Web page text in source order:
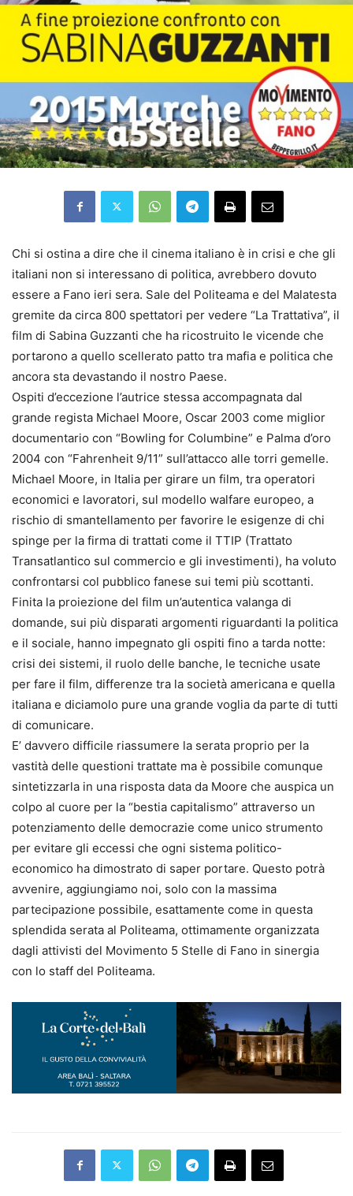
Chi si ostina a dire che il cinema italiano è in crisi e che gli
italiani non si interessano di politica, avrebbero dovuto
essere a Fano ieri sera. Sale del Politeama e del Malatesta
gremite da circa 800 spettatori per vedere “La Trattativa”, il
film di Sabina Guzzanti che ha ricostruito le vicende che
portarono a quello scellerato patto tra mafia e politica che
ancora sta devastando il nostro Paese.
Ospiti d’eccezione l’autrice stessa accompagnata dal
grande regista Michael Moore, Oscar 2003 come miglior
documentario con “Bowling for Columbine” e Palma d’oro
2004 con “Fahrenheit 9/11” sull’attacco alle torri gemelle.
Michael Moore, in Italia per girare un film, tra operatori
economici e lavoratori, sul modello walfare europeo, a
rischio di smantellamento per favorire le esigenze di chi
spinge per la firma di trattati come il TTIP (Trattato
Transatlantico sul commercio e gli investimenti), ha voluto
confrontarsi col pubblico fanese sui temi più scottanti.
Finita la proiezione del film un’autentica valanga di
domande, sui più disparati argomenti riguardanti la politica
e il sociale, hanno impegnato gli ospiti fino a tarda notte:
crisi dei sistemi, il ruolo delle banche, le tecniche usate
per fare il film, differenze tra la società americana e quella
italiana e diciamolo pure una grande voglia da parte di tutti
di comunicare.
E’ davvero difficile riassumere la serata proprio per la
vastità delle questioni trattate ma è possibile comunque
sintetizzarla in una risposta data da Moore che auspica un
colpo al cuore per la “bestia capitalismo” attraverso un
potenziamento delle democrazie come unico strumento
per evitare gli eccessi che ogni sistema politico-
economico ha dimostrato di saper portare. Questo potrà
avvenire, aggiungiamo noi, solo con la massima
partecipazione possibile, esattamente come in questa
splendida serata al Politeama, ottimamente organizzata
dagli attivisti del Movimento 5 Stelle di Fano in sinergia
con lo staff del Politeama.